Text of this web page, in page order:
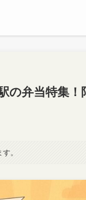
の弁当特集
。